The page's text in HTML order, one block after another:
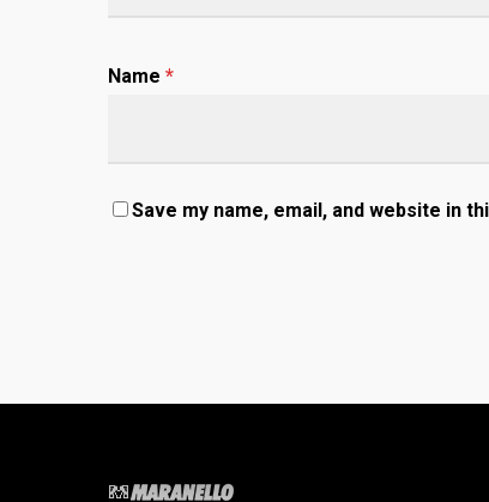
Name *
Save my name, email, and website in